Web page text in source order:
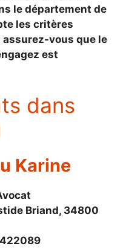
le département de
les critères
vous que le
est
dans
Karine
Briand, 34800